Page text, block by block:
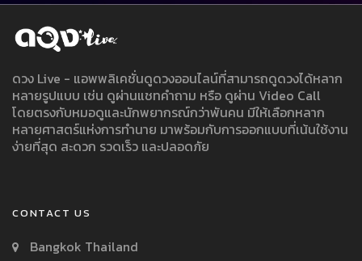
ดวง Live - แอพพลิเคชั่นดูดวงออนไลน์ที่สามารถดูดวงได้หลาก
หลายรูปแบบ เช่น ดูผ่านแชทคำถาม หรือ ดูผ่าน Video Call
โดยตรงกับหมอดูและนักพยากรณ์กว่าพันคน มีให้เลือกหลาก
หลายศาสตร์แห่งการทำนาย มาพร้อมกับการออกแบบที่เน้นใช้งาน
ง่ายที่สุด สะดวก รวดเร็ว และปลอดภัย
CONTACT US
Bangkok Thailand